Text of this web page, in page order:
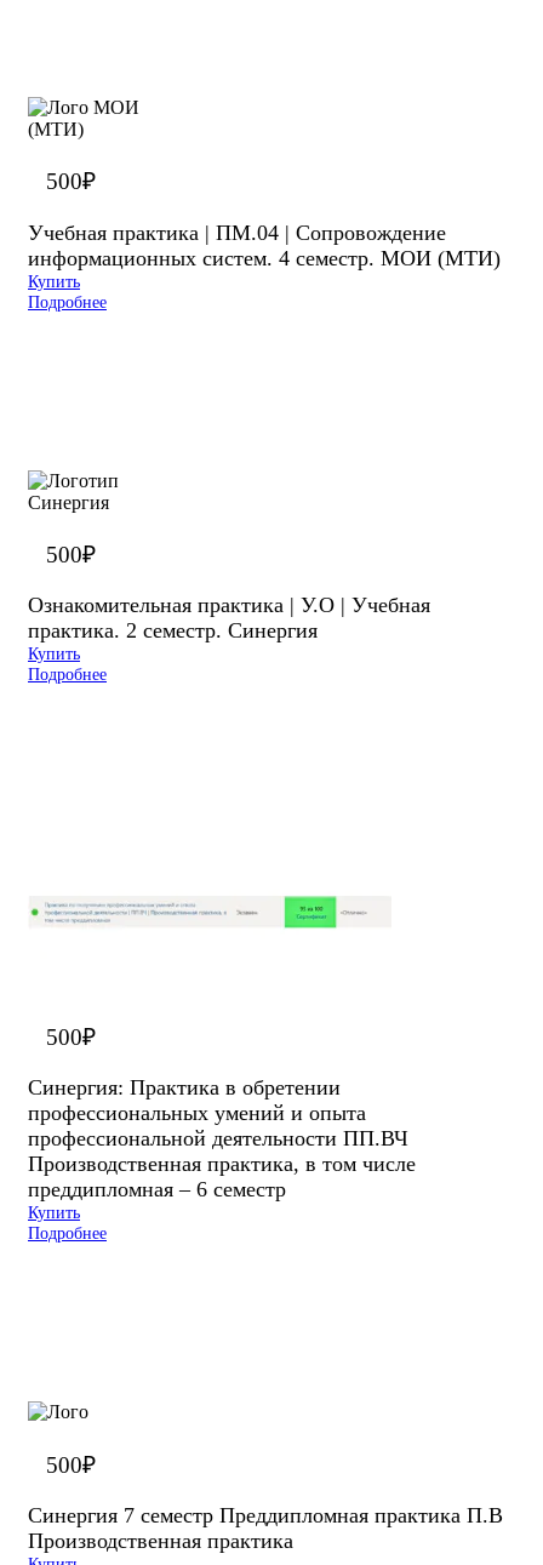
500₽
Учебная практика | ПМ.04 | Сопровождение
информационных систем. 4 семестр. МОИ (МТИ)
Купить
Подробнее
500₽
Ознакомительная практика | У.О | Учебная
практика. 2 семестр. Синергия
Купить
Подробнее
500₽
Синергия: Практика в обретении
профессиональных умений и опыта
профессиональной деятельности ПП.ВЧ
Производственная практика, в том числе
преддипломная – 6 семестр
Купить
Подробнее
500₽
Синергия 7 семестр Преддипломная практика П.В
Производственная практика